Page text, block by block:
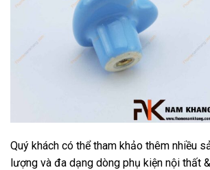
Quý khách có thể tham khảo thêm nhiều
lượng và đa dạng dòng phụ kiện nội thất